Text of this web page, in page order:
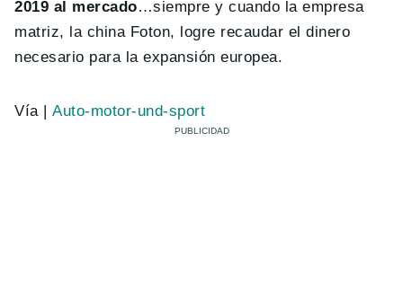
2019 al mercado…siempre y cuando la empresa
matriz, la china Foton, logre recaudar el dinero
necesario para la expansión europea.
Vía |Auto-motor-und-sport